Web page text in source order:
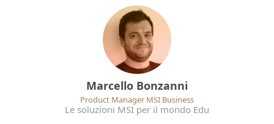
Marcello Bonzanni
Product Manager MSI Business
Le soluzioni MSI per il mondo Edu